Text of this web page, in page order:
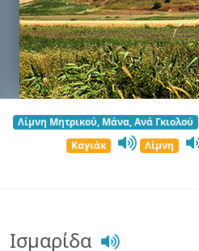
Λίμνη Μητρικού, Μάνα, Ανά Γκιολού
Καγιάκ
Λίμνη
Ισμαρίδα